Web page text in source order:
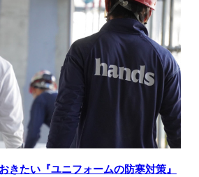
きたい『ユニフォームの防寒対策』